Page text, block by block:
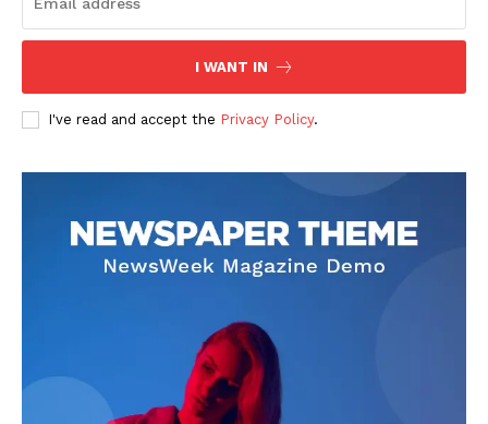
I WANT IN
I've read and accept the Privacy Policy.